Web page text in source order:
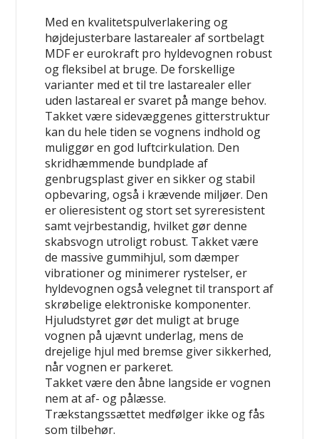
Med en kvalitetspulverlakering og
højdejusterbare lastarealer af sortbelagt
MDF er eurokraft pro hyldevognen robust
og fleksibel at bruge. De forskellige
varianter med et til tre lastarealer eller
uden lastareal er svaret på mange behov.
Takket være sidevæggenes gitterstruktur
kan du hele tiden se vognens indhold og
muliggør en god luftcirkulation. Den
skridhæmmende bundplade af
genbrugsplast giver en sikker og stabil
opbevaring, også i krævende miljøer. Den
er olieresistent og stort set syreresistent
samt vejrbestandig, hvilket gør denne
skabsvogn utroligt robust. Takket være
de massive gummihjul, som dæmper
vibrationer og minimerer rystelser, er
hyldevognen også velegnet til transport af
skrøbelige elektroniske komponenter.
Hjuludstyret gør det muligt at bruge
vognen på ujævnt underlag, mens de
drejelige hjul med bremse giver sikkerhed,
når vognen er parkeret.
Takket være den åbne langside er vognen
nem at af- og pålæsse.
Trækstangssættet medfølger ikke og fås
som tilbehør.